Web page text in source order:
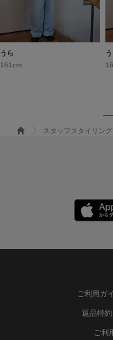
うら
161cm
スタッフスタイリング
ご利用ガ
返品特約
ご利